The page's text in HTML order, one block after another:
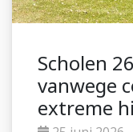
Scholen
vanwege
extreme